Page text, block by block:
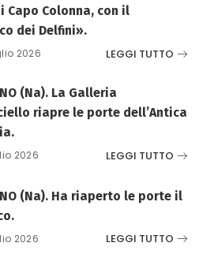
Capo Colonna, con il
dei Delfini».
2026 LEGGI TUTTO
(Na). La Galleria
riapre le porte dell’Antica
2026 LEGGI TUTTO
(Na). Ha riaperto le porte il
2026 LEGGI TUTTO